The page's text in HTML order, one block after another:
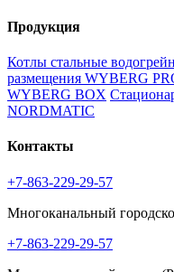
Продукция
Котлы стальные
размещения WYBERG
WYBERG BOX
NORDMATIC
Контакты
+7-863-229-29-57
Многоканальный
+7-863-229-29-57